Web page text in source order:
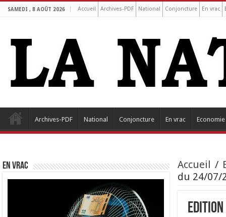
SAMEDI , 8 AOÛT 2026 Accueil Archives-PDF National Conjoncture En vrac
Archives-PDF National Conjoncture En vrac Economie
Accueil /
du 24/07/
Edition
EN VRAC